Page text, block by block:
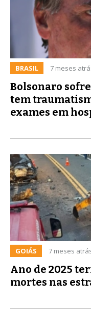
BRASIL 7 meses
Bolsonaro
tem
exames em
GOIÁS 7 meses
Ano de 2025
mortes nas